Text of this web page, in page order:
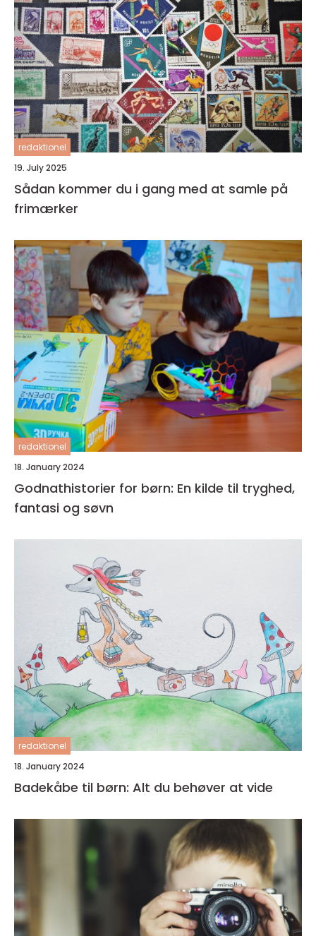
redaktionel
19. July 2025
Sådan kommer du i gang med at samle på
frimærker
redaktionel
18. January 2024
Godnathistorier for børn: En kilde til tryghed,
fantasi og søvn
redaktionel
18. January 2024
Badekåbe til børn: Alt du behøver at vide